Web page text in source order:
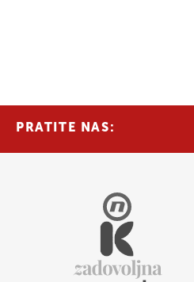
PRATITE NAS: